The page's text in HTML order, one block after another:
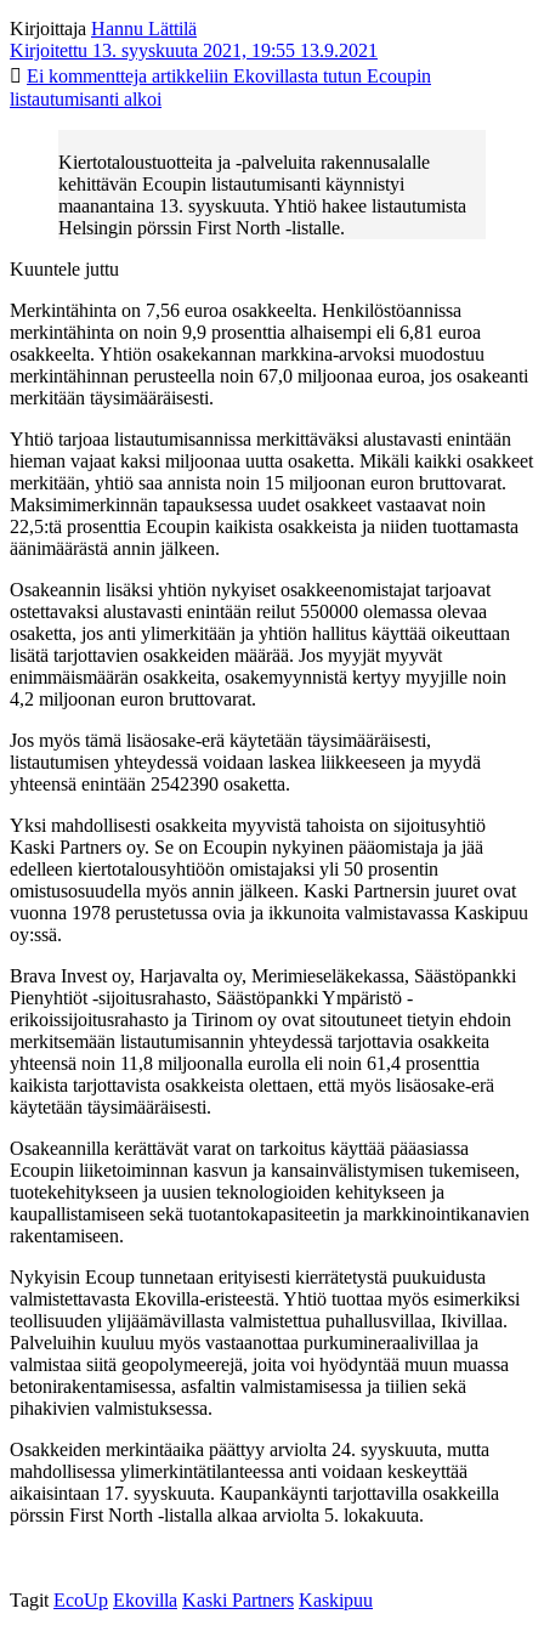
Kirjoittaja Hannu Lättilä
Kirjoitettu 13. syyskuuta 2021, 19:55 13.9.2021
Ei kommentteja artikkeliin Ekovillasta tutun Ecoupin
listautumisanti alkoi
Kiertotaloustuotteita ja -palveluita rakennusalalle
kehittävän Ecoupin listautumisanti käynnistyi
maanantaina 13. syyskuuta. Yhtiö hakee listautumista
Helsingin pörssin First North -listalle.
Kuuntele juttu
Merkintähinta on 7,56 euroa osakkeelta. Henkilöstöannissa
merkintähinta on noin 9,9 prosenttia alhaisempi eli 6,81 euroa
osakkeelta. Yhtiön osakekannan markkina-arvoksi muodostuu
merkintähinnan perusteella noin 67,0 miljoonaa euroa, jos osakeanti
merkitään täysimääräisesti.
Yhtiö tarjoaa listautumisannissa merkittäväksi alustavasti enintään
hieman vajaat kaksi miljoonaa uutta osaketta. Mikäli kaikki osakkeet
merkitään, yhtiö saa annista noin 15 miljoonan euron bruttovarat.
Maksimimerkinnän tapauksessa uudet osakkeet vastaavat noin
22,5:tä prosenttia Ecoupin kaikista osakkeista ja niiden tuottamasta
äänimäärästä annin jälkeen.
Osakeannin lisäksi yhtiön nykyiset osakkeenomistajat tarjoavat
ostettavaksi alustavasti enintään reilut 550000 olemassa olevaa
osaketta, jos anti ylimerkitään ja yhtiön hallitus käyttää oikeuttaan
lisätä tarjottavien osakkeiden määrää. Jos myyjät myyvät
enimmäismäärän osakkeita, osakemyynnistä kertyy myyjille noin
4,2 miljoonan euron bruttovarat.
Jos myös tämä lisäosake-erä käytetään täysimääräisesti,
listautumisen yhteydessä voidaan laskea liikkeeseen ja myydä
yhteensä enintään 2542390 osaketta.
Yksi mahdollisesti osakkeita myyvistä tahoista on sijoitusyhtiö
Kaski Partners oy. Se on Ecoupin nykyinen pääomistaja ja jää
edelleen kiertotalousyhtiöön omistajaksi yli 50 prosentin
omistusosuudella myös annin jälkeen. Kaski Partnersin juuret ovat
vuonna 1978 perustetussa ovia ja ikkunoita valmistavassa Kaskipuu
oy:ssä.
Brava Invest oy, Harjavalta oy, Merimieseläkekassa, Säästöpankki
Pienyhtiöt -sijoitusrahasto, Säästöpankki Ympäristö -
erikoissijoitusrahasto ja Tirinom oy ovat sitoutuneet tietyin ehdoin
merkitsemään listautumisannin yhteydessä tarjottavia osakkeita
yhteensä noin 11,8 miljoonalla eurolla eli noin 61,4 prosenttia
kaikista tarjottavista osakkeista olettaen, että myös lisäosake-erä
käytetään täysimääräisesti.
Osakeannilla kerättävät varat on tarkoitus käyttää pääasiassa
Ecoupin liiketoiminnan kasvun ja kansainvälistymisen tukemiseen,
tuotekehitykseen ja uusien teknologioiden kehitykseen ja
kaupallistamiseen sekä tuotantokapasiteetin ja markkinointikanavien
rakentamiseen.
Nykyisin Ecoup tunnetaan erityisesti kierrätetystä puukuidusta
valmistettavasta Ekovilla-eristeestä. Yhtiö tuottaa myös esimerkiksi
teollisuuden ylijäämävillasta valmistettua puhallusvillaa, Ikivillaa.
Palveluihin kuuluu myös vastaanottaa purkumineraalivillaa ja
valmistaa siitä geopolymeerejä, joita voi hyödyntää muun muassa
betonirakentamisessa, asfaltin valmistamisessa ja tiilien sekä
pihakivien valmistuksessa.
Osakkeiden merkintäaika päättyy arviolta 24. syyskuuta, mutta
mahdollisessa ylimerkintätilanteessa anti voidaan keskeyttää
aikaisintaan 17. syyskuuta. Kaupankäynti tarjottavilla osakkeilla
pörssin First North -listalla alkaa arviolta 5. lokakuuta.
Tagit EcoUp Ekovilla Kaski Partners Kaskipuu